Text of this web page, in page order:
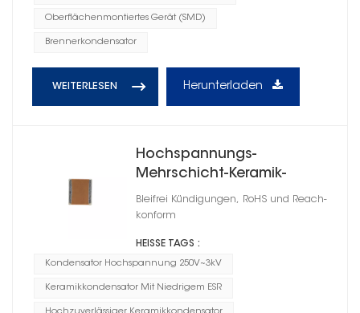
Oberflächenmontiertes Gerät (SMD)
Brennerkondensator
WEITERLESEN Herunterladen
Hochspannungs-
Mehrschicht-Keramik-
Chipkondensatoren 0805
Bleifrei Kündigungen, RoHS und Reach-
konform
HEISSE TAGS :
Kondensator Hochspannung 250V~3kV
Keramikkondensator Mit Niedrigem ESR